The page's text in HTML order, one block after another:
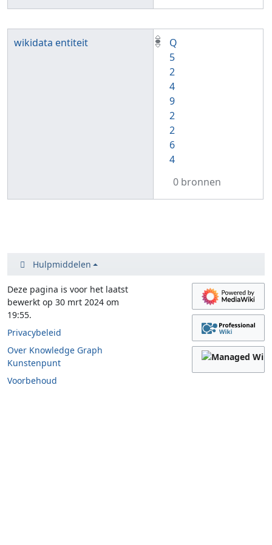
wikidata entiteit
Q
5
2
4
9
2
2
6
4
0 bronnen
Hulpmiddelen
Deze pagina is voor het laatst
bewerkt op 30 mrt 2024 om
19:55.
Privacybeleid
Over Knowledge Graph
Kunstenpunt
Voorbehoud